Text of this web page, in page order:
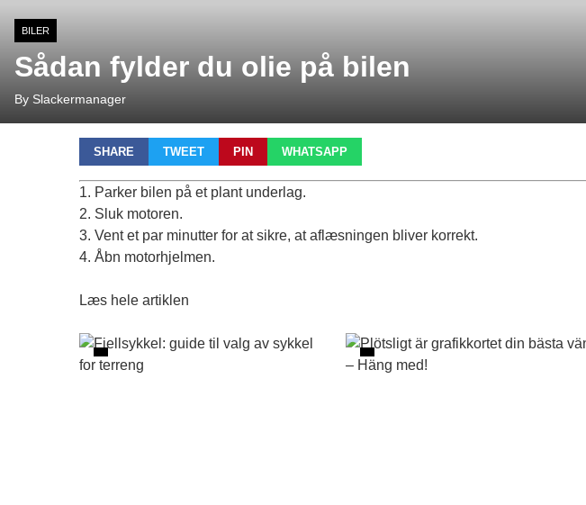
BILER
Sådan fylder du olie på bilen
By Slackermanager
SHARE TWEET PIN WHATSAPP
1. Parker bilen på et plant underlag.
2. Sluk motoren.
3. Vent et par minutter for at sikre, at aflæsningen bliver korrekt.
4. Åbn motorhjelmen.
Læs hele artiklen